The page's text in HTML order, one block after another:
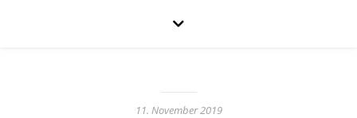
11. November 2019